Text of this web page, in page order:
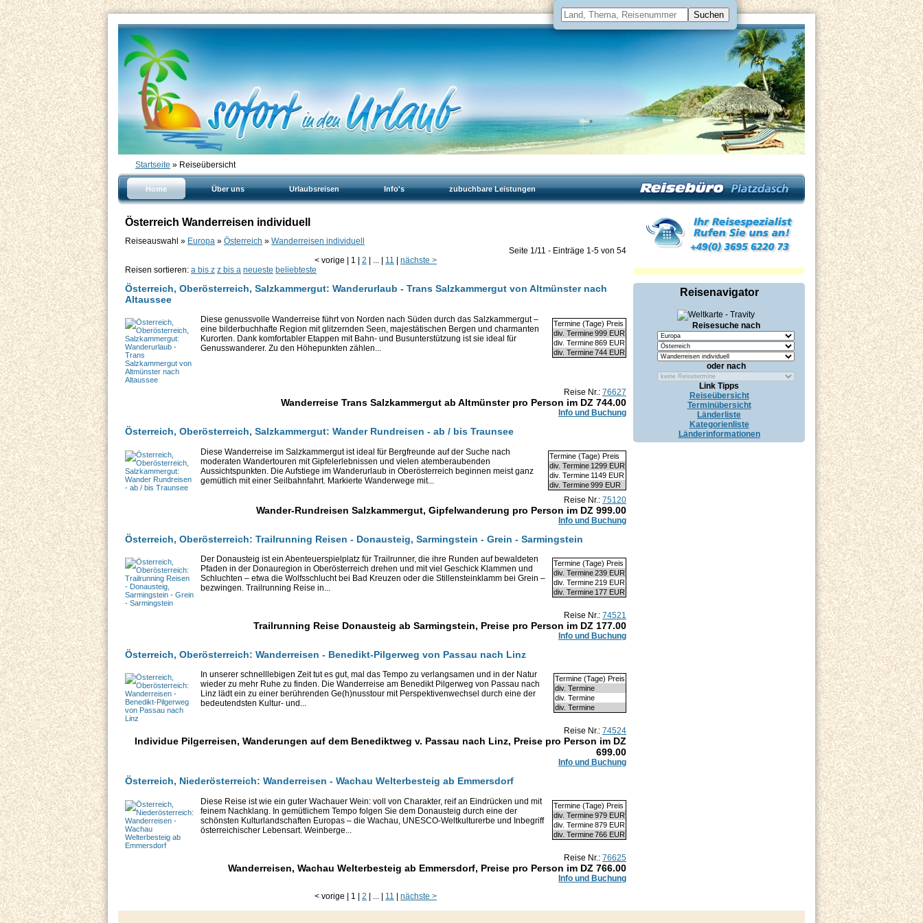
Startseite » Reiseübersicht
Home Über uns Urlaubsreisen Info's zubuchbare Leistungen
Österreich Wanderreisen individuell
Reiseauswahl » Europa » Österreich » Wanderreisen individuell
Seite 1/11 - Einträge 1-5 von 54
< vorige | 1 | 2 | | 11 | nächste >
Reisen sortieren: a bis z z bis a neueste beliebteste
Österreich, Oberösterreich, Salzkammergut: Wanderurlaub - Trans Salzkammergut von Altmünster nach
Altaussee
Termine (Tage) Preis
div. Termine999 EUR
div. Termine869 EUR
div. Termine744 EUR
Diese genussvolle Wanderreise führt von Norden nach Süden durch das Salzkammergut –
eine bilderbuchhafte Region mit glitzernden Seen, majestätischen Bergen und charmanten
Kurorten. Dank komfortabler Etappen mit Bahn- und Busunterstützung ist sie ideal für
Genusswanderer. Zu den Höhepunkten zählen...
Reise Nr.: 76627
Wanderreise Trans Salzkammergut ab Altmünster pro Person im DZ 744.00
Info und Buchung
Österreich, Oberösterreich, Salzkammergut: Wander Rundreisen - ab / bis Traunsee
Termine (Tage) Preis
div. Termine 1299 EUR
div. Termine 1149 EUR
div. Termine999 EUR
Diese Wanderreise im Salzkammergut ist ideal für Bergfreunde auf der Suche nach
moderaten Wandertouren mit Gipfelerlebnissen und vielen atemberaubenden
Aussichtspunkten. Die Aufstiege im Wanderurlaub in Oberösterreich beginnen meist ganz
gemütlich mit einer Seilbahnfahrt. Markierte Wanderwege mit...
Reise Nr.: 75120
Wander-Rundreisen Salzkammergut, Gipfelwanderung pro Person im DZ 999.00
Info und Buchung
Österreich, Oberösterreich: Trailrunning Reisen - Donausteig, Sarmingstein - Grein - Sarmingstein
Termine (Tage) Preis
div. Termine239 EUR
div. Termine219 EUR
div. Termine 177 EUR
Der Donausteig ist ein Abenteuerspielplatz für Trailrunner, die ihre Runden auf bewaldeten
Pfaden in der Donauregion in Oberösterreich drehen und mit viel Geschick Klammen und
Schluchten – etwa die Wolfsschlucht bei Bad Kreuzen oder die Stillensteinklamm bei Grein –
bezwingen. Trailrunning Reise in...
Reise Nr.: 74521
Trailrunning Reise Donausteig ab Sarmingstein, Preise pro Person im DZ 177.00
Info und Buchung
Österreich, Oberösterreich: Wanderreisen - Benedikt-Pilgerweg von Passau nach Linz
Termine (Tage) Preis
div. Termine
div. Termine
div. Termine
In unserer schnelllebigen Zeit tut es gut, mal das Tempo zu verlangsamen und in der Natur
wieder zu mehr Ruhe zu finden. Die Wanderreise am Benedikt Pilgerweg von Passau nach
Linz lädt ein zu einer berührenden Ge(h)nusstour mit Perspektivenwechsel durch eine der
bedeutendsten Kultur- und...
Reise Nr.: 74524
Individue Pilgerreisen, Wanderungen auf dem Benediktweg v. Passau nach Linz, Preise pro Person im DZ
699.00
Info und Buchung
Österreich, Niederösterreich: Wanderreisen - Wachau Welterbesteig ab Emmersdorf
Termine (Tage) Preis
div. Termine979 EUR
div. Termine879 EUR
div. Termine766 EUR
Diese Reise ist wie ein guter Wachauer Wein: voll von Charakter, reif an Eindrücken und mit
feinem Nachklang. In gemütlichem Tempo folgen Sie dem Donausteig durch eine der
schönsten Kulturlandschaften Europas – die Wachau, UNESCO-Weltkulturerbe und Inbegriff
österreichischer Lebensart. Weinberge...
Reise Nr.: 76625
Wanderreisen, Wachau Welterbesteig ab Emmersdorf, Preise pro Person im DZ 766.00
Info und Buchung
< vorige | 1 | 2 | | 11 | nächste >
Reisenavigator
Reisesuche nach
oder nach
Link Tipps
Reiseübersicht
Terminübersicht
Länderliste
Kategorienliste
Länderinformationen